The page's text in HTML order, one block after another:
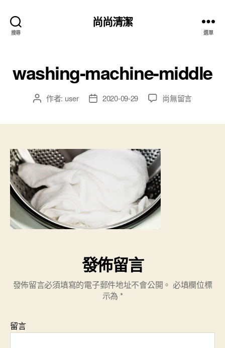
搜尋
尚尚清潔
選單
washing-machine-middle
作者: user 2020-09-29 尚無留言
發佈留言
發佈留言必須填寫的電子郵件地址不會公開。 必填欄位標
示為 *
留言